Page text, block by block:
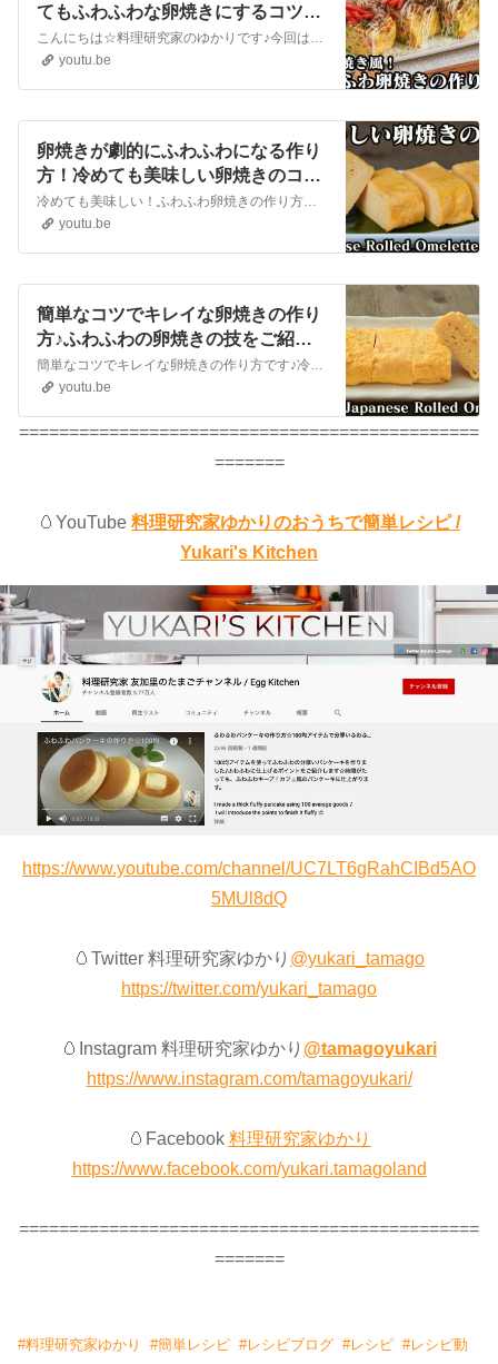
てもふわふわな卵焼きにするコツを
ご紹介☆ボリューム満点！食べ応え
抜群の卵焼きです♪-Japanese
Rolled Omelette-【料理研究家ゆか
こんにちは☆料理研究家のゆかりです♪今回は、お好み焼き風の卵焼きを作りました☆冷めてもふわふわ！柔らかくて美味しい卵焼きにする方法をご紹介します。ボリューム満点！食べ応え抜群な卵焼きです♪とても美味しいので、ぜひ作ってみてください。Hello ☆ I'm a culinary expert ♪This time,...
youtu.be
卵焼きが劇的にふわふわになる作り
方！冷めても美味しい卵焼きのコツ
をご紹介☆-How to make Japanese
Rolled Omelette-【料理研究家ゆか
り】【たまごソムリエ友加里】
冷めても美味しい！ふわふわ卵焼きの作り方です♪ちょっとした工夫で、いつもの卵焼きがふわふわになり、数倍美味しくなります！お弁当のおかずや忙しい朝にピッタリです☆Delicious even when cold! How to make fluffy omelet ♪ With a little ingenuity...
youtu.be
簡単なコツでキレイな卵焼きの作り
方♪ふわふわの卵焼きの技をご紹介
します☆-How to make Japanese
Rolled Omelette-【料理研究家】
【たまごソムリエ友加里】
簡単なコツでキレイな卵焼きの作り方です♪冷めてもふわふわで美味しい卵焼きに仕上がります☆味付けは白醤油一本でバッチリです☆ぜひ、お試しください！🍳今回使った調味料はこちら【大好物醤油】 https://www.s-shoyu.com/daikoubutsu/Here are some simple and b...
youtu.be
==============================================
=======
🥚YouTube 料理研究家ゆかりのおうちで簡単レシピ /
Yukari's Kitchen
https://www.youtube.com/channel/UC7LT6gRahCIBd5AO
5MUl8dQ
🥚Twitter 料理研究家ゆかり @yukari_tamago
https://twitter.com/yukari_tamago
🥚Instagram 料理研究家ゆかり @tamagoyukari
https://www.instagram.com/tamagoyukari/
🥚Facebook 料理研究家ゆかり
https://www.facebook.com/yukari.tamagoland
==============================================
=======
#料理研究家ゆかり #簡単レシピ #レシピブログ #レシピ #レシピ動